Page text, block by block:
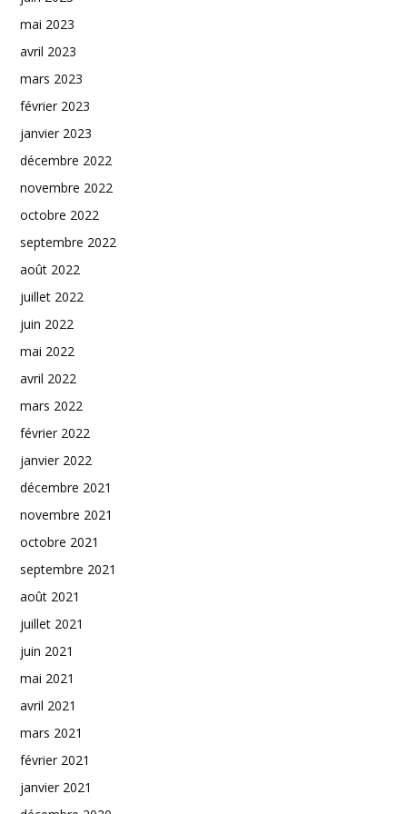
mai 2023
avril 2023
mars 2023
février 2023
janvier 2023
décembre 2022
novembre 2022
octobre 2022
septembre 2022
août 2022
juillet 2022
juin 2022
mai 2022
avril 2022
mars 2022
février 2022
janvier 2022
décembre 2021
novembre 2021
octobre 2021
septembre 2021
août 2021
juillet 2021
juin 2021
mai 2021
avril 2021
mars 2021
février 2021
janvier 2021